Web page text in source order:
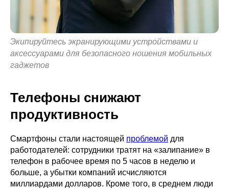
Экипируйтесь экранирующими устройствами и
аксессуарами для безопасного ношения мобильных
гаджетов
Телефоны снижают
продуктивность
Смартфоны стали настоящей проблемой для
работодателей: сотрудники тратят на «залипание» в
телефон в рабочее время по 5 часов в неделю и
больше, а убытки компаний исчисляются
миллиардами долларов. Кроме того, в среднем люди